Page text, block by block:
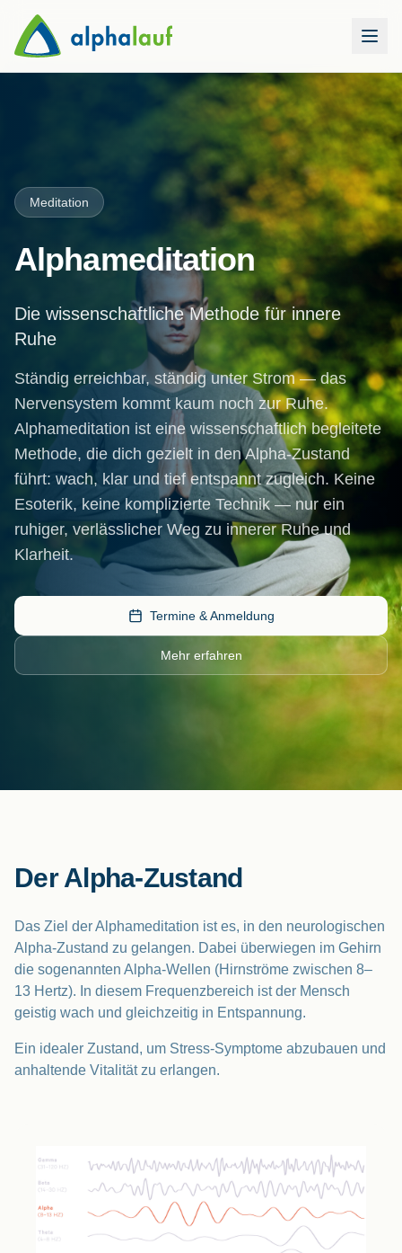
Meditation
Alphameditation
Die wissenschaftliche Methode für innere
Ruhe
Ständig erreichbar, ständig unter Strom — das
Nervensystem kommt kaum noch zur Ruhe.
Alphameditation ist eine wissenschaftlich begleitete
Methode, die dich gezielt in den Alpha-Zustand
führt: wach, klar und tief entspannt zugleich. Keine
Esoterik, keine komplizierte Technik — nur ein
ruhiger, verlässlicher Weg zu innerer Ruhe und
Klarheit.
Termine & Anmeldung
Mehr erfahren
Der Alpha-Zustand
Das Ziel der Alphameditation ist es, in den neurologischen
Alpha-Zustand zu gelangen. Dabei überwiegen im Gehirn
die sogenannten Alpha-Wellen (Hirnströme zwischen 8–
13 Hertz). In diesem Frequenzbereich ist der Mensch
geistig wach und gleichzeitig in Entspannung.
Ein idealer Zustand, um Stress-Symptome abzubauen und
anhaltende Vitalität zu erlangen.